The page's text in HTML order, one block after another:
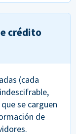
crédito
(cada
se carguen
de